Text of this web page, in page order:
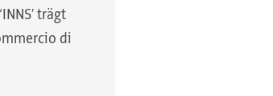
trägt
di